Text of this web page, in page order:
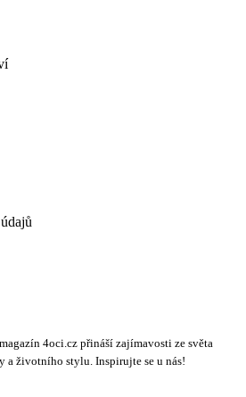
4oci.cz přináší zajímavosti ze světa
a životního stylu. Inspirujte se u nás!